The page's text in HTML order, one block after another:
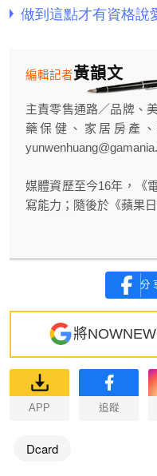
黃韻文
編輯記者
主責零售通路／品牌、
藥保健、家居房產
媒體資歷至今16年，《
寫能力；隨後於《蘋果
分
將
APP 追蹤
Dcard